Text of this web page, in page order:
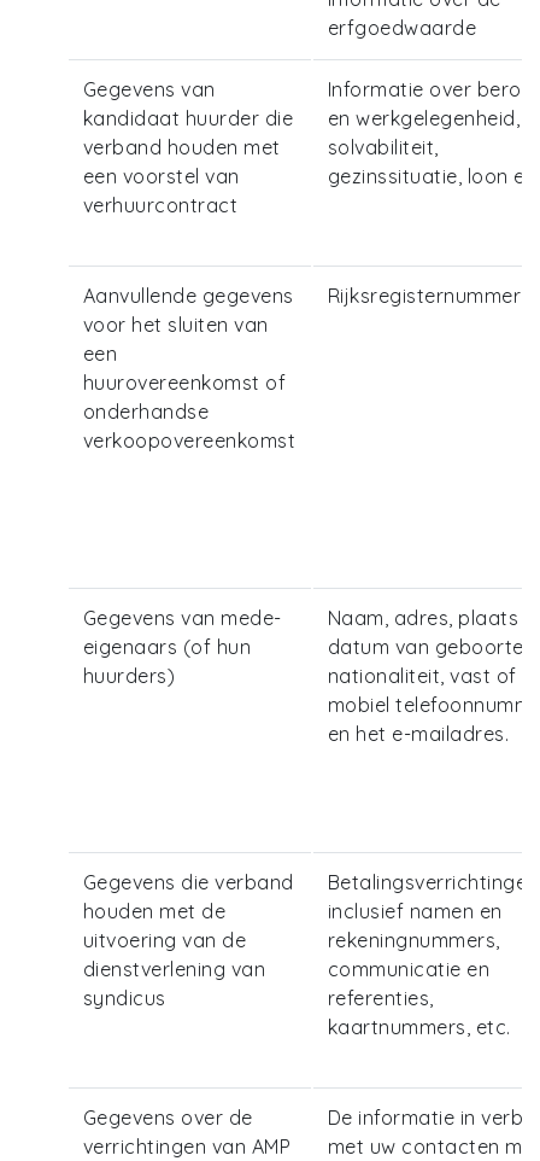
erfgoedwaarde
Gegevens van
kandidaat huurder die
verband houden met
een voorstel van
verhuurcontract
Informatie over
en werkgelegenheid,
solvabiliteit,
gezinssituatie, loon
Aanvullende gegevens
voor het sluiten van
een
huurovereenkomst of
onderhandse
verkoopovereenkomst
Rijksregisternummer
Gegevens van mede-
eigenaars (of hun
huurders)
Naam, adres, plaats
datum van geboorte,
nationaliteit, vast of
mobiel
en het e-mailadres.
Gegevens die verband
houden met de
uitvoering van de
dienstverlening van
syndicus
inclusief namen en
rekeningnummers,
communicatie en
referenties,
kaartnummers, etc.
Gegevens over de
verrichtingen van AMP
De informatie in
met uw contacten